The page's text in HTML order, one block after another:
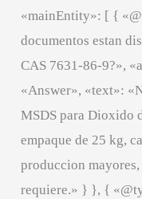
«mainEntity»: [ {
documentos estan
CAS 7631-86-9?»,
«Answer», «text»:
MSDS para Dioxido
empaque de 25 kg,
produccion
requiere.» } }, {